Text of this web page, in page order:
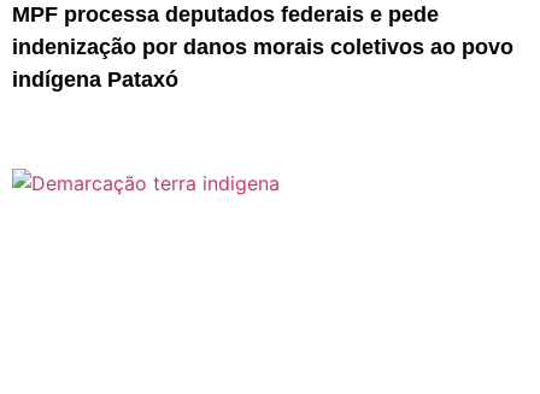
MPF processa deputados federais e pede
indenização por danos morais coletivos ao povo
indígena Pataxó